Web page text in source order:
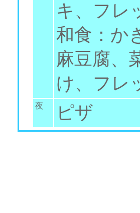
キ、フレ
和食：か
麻豆腐、
け、フレ
夜 ピザ